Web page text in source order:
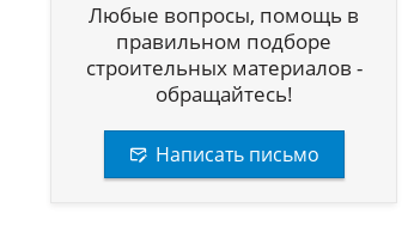
Любые вопросы, помощь в
правильном подборе
строительных материалов -
обращайтесь!
Написать письмо